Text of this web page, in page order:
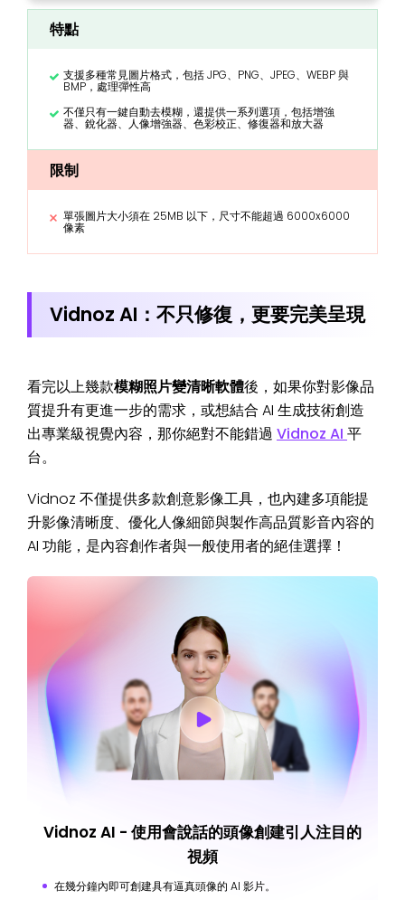
特點
支援多種常見圖片格式，包括 JPG、PNG、JPEG、WEBP 與
BMP，處理彈性高
不僅只有一鍵自動去模糊，還提供一系列選項，包括增強
器、銳化器、人像增強器、色彩校正、修復器和放大器
限制
單張圖片大小須在 25MB 以下，尺寸不能超過 6000x6000
像素
Vidnoz AI：不只修復，更要完美呈現
看完以上幾款模糊照片變清晰軟體後，如果你對影像品
質提升有更進一步的需求，或想結合 AI 生成技術創造
出專業級視覺內容，那你絕對不能錯過 Vidnoz AI 平
台。
Vidnoz 不僅提供多款創意影像工具，也內建多項能提
升影像清晰度、優化人像細節與製作高品質影音內容的
AI 功能，是內容創作者與一般使用者的絕佳選擇！
Vidnoz AI - 使用會說話的頭像創建引人注目的
視頻
在幾分鐘內即可創建具有逼真頭像的 AI 影片。